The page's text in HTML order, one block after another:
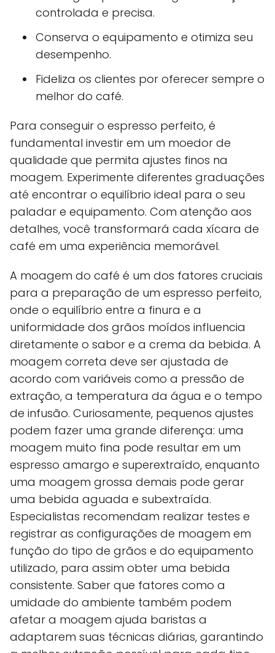
controlada e precisa.
Conserva o equipamento e otimiza seu
desempenho.
Fideliza os clientes por oferecer sempre o
melhor do café.
Para conseguir o espresso perfeito, é
fundamental investir em um moedor de
qualidade que permita ajustes finos na
moagem. Experimente diferentes graduações
até encontrar o equilíbrio ideal para o seu
paladar e equipamento. Com atenção aos
detalhes, você transformará cada xícara de
café em uma experiência memorável.
A moagem do café é um dos fatores cruciais
para a preparação de um espresso perfeito,
onde o equilíbrio entre a finura e a
uniformidade dos grãos moídos influencia
diretamente o sabor e a crema da bebida. A
moagem correta deve ser ajustada de
acordo com variáveis como a pressão de
extração, a temperatura da água e o tempo
de infusão. Curiosamente, pequenos ajustes
podem fazer uma grande diferença: uma
moagem muito fina pode resultar em um
espresso amargo e superextraído, enquanto
uma moagem grossa demais pode gerar
uma bebida aguada e subextraída.
Especialistas recomendam realizar testes e
registrar as configurações de moagem em
função do tipo de grãos e do equipamento
utilizado, para assim obter uma bebida
consistente. Saber que fatores como a
umidade do ambiente também podem
afetar a moagem ajuda baristas a
adaptarem suas técnicas diárias, garantindo